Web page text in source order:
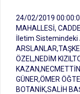
24/02/2019
MAHALLESİ,
İletim Sistemindeki
ÖZEL,NEDİM
GÜNER,ÖMER
BOTANİK,SALİH